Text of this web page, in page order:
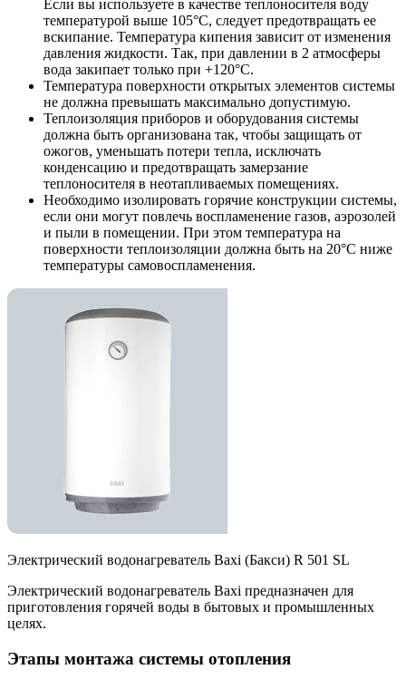
Если вы используете в качестве теплоносителя воду
температурой выше 105°С, следует предотвращать ее
вскипание. Температура кипения зависит от изменения
давления жидкости. Так, при давлении в 2 атмосферы
вода закипает только при +120°С.
Температура поверхности открытых элементов системы
не должна превышать максимально допустимую.
Теплоизоляция приборов и оборудования системы
должна быть организована так, чтобы защищать от
ожогов, уменьшать потери тепла, исключать
конденсацию и предотвращать замерзание
теплоносителя в неотапливаемых помещениях.
Необходимо изолировать горячие конструкции системы,
если они могут повлечь воспламенение газов, аэрозолей
и пыли в помещении. При этом температура на
поверхности теплоизоляции должна быть на 20°С ниже
температуры самовоспламенения.
Электрический водонагреватель Baxi (Бакси) R 501 SL
Электрический водонагреватель Baxi предназначен для
приготовления горячей воды в бытовых и промышленных
целях.
Этапы монтажа системы отопления